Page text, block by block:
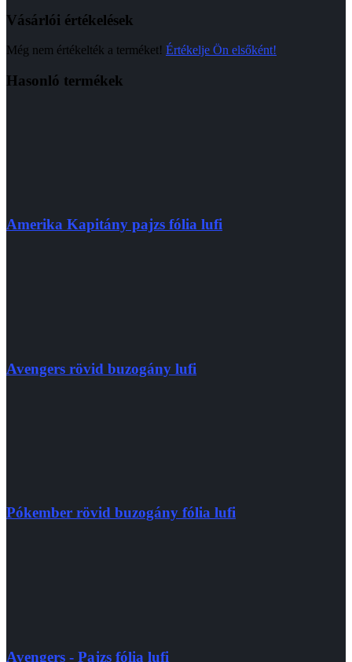
Vásárlói értékelések
Még nem értékelték a terméket! Értékelje Ön elsőként!
Hasonló termékek
Amerika Kapitány pajzs fólia lufi
Avengers rövid buzogány lufi
Pókember rövid buzogány fólia lufi
Avengers - Pajzs fólia lufi